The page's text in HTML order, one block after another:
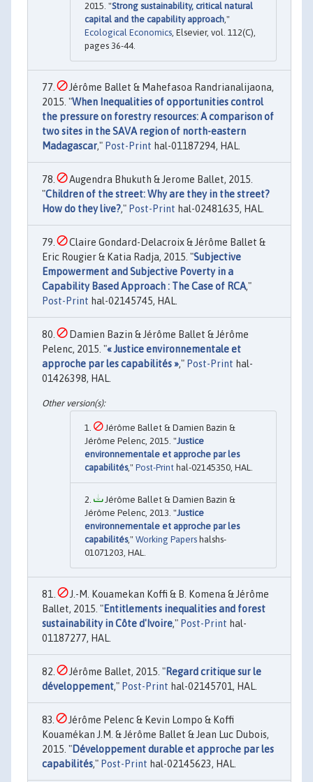
2015. "Strong sustainability, critical natural
capital and the capability approach,"
Ecological Economics, Elsevier, vol. 112(C),
pages 36-44.
Jérôme Ballet & Mahefasoa Randrianalijaona,
2015. "When Inequalities of opportunities control
the pressure on forestry resources: A comparison of
two sites in the SAVA region of north-eastern
Madagascar," Post-Print hal-01187294, HAL.
Augendra Bhukuth & Jerome Ballet, 2015.
"Children of the street: Why are they in the street?
How do they live?," Post-Print hal-02481635, HAL.
Claire Gondard-Delacroix & Jérôme Ballet &
Eric Rougier & Katia Radja, 2015. "Subjective
Empowerment and Subjective Poverty in a
Capability Based Approach : The Case of RCA,"
Post-Print hal-02145745, HAL.
Damien Bazin & Jérôme Ballet & Jérôme
Pelenc, 2015. "« Justice environnementale et
approche par les capabilités »," Post-Print hal-
01426398, HAL.
Jérôme Ballet & Damien Bazin &
Jérôme Pelenc, 2015. "Justice
environnementale et approche par les
capabilités," Post-Print hal-02145350, HAL.
Jérôme Ballet & Damien Bazin &
Jérôme Pelenc, 2013. "Justice
environnementale et approche par les
capabilités," Working Papers halshs-
01071203, HAL.
J.-M. Kouamekan Koffi & B. Komena & Jérôme
Ballet, 2015. "Entitlements inequalities and forest
sustainability in Côte d'Ivoire," Post-Print hal-
01187277, HAL.
Jérôme Ballet, 2015. "Regard critique sur le
développement," Post-Print hal-02145701, HAL.
Jérôme Pelenc & Kevin Lompo & Koffi
Kouamékan J.M. & Jérôme Ballet & Jean Luc Dubois,
2015. "Développement durable et approche par les
capabilités," Post-Print hal-02145623, HAL.